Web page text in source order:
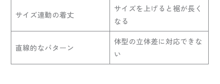
サイズ連動の着丈
サイズを上げると裾が長く
なる
直線的なパターン
体型の立体差に対応できな
い